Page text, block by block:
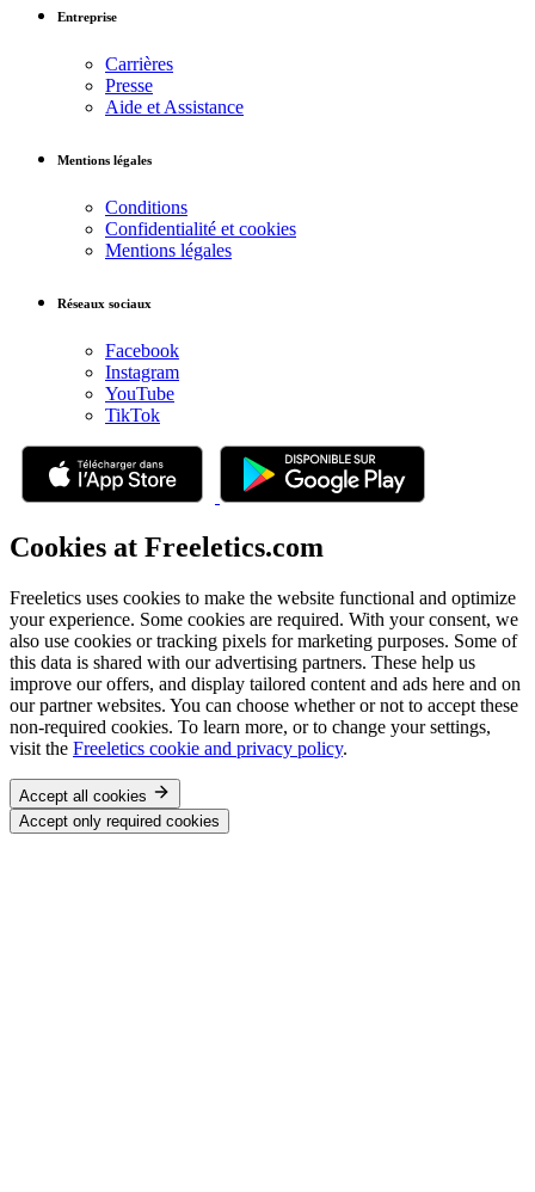
Entreprise
Carrières
Presse
Aide et Assistance
Mentions légales
Conditions
Confidentialité et cookies
Mentions légales
Réseaux sociaux
Facebook
Instagram
YouTube
TikTok
Cookies at Freeletics.com
Freeletics uses cookies to make the website functional and optimize
your experience. Some cookies are required. With your consent, we
also use cookies or tracking pixels for marketing purposes. Some of
this data is shared with our advertising partners. These help us
improve our offers, and display tailored content and ads here and on
our partner websites. You can choose whether or not to accept these
non-required cookies. To learn more, or to change your settings,
visit the Freeletics cookie and privacy policy.
Accept all cookies
Accept only required cookies